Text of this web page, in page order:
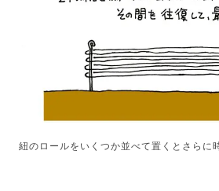
紐のロールをいくつか並べて置くとさらに